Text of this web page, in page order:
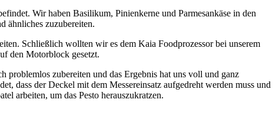
Wir haben Basilikum, Pinienkerne und Parmesankäse in den
ähnliches zuzubereiten.
Schließlich wollten wir es dem Kaia Foodprozessor bei unserem
den Motorblock gesetzt.
problemlos zubereiten und das Ergebnis hat uns voll und ganz
dass der Deckel mit dem Messereinsatz aufgedreht werden muss und
arbeiten, um das Pesto herauszukratzen.